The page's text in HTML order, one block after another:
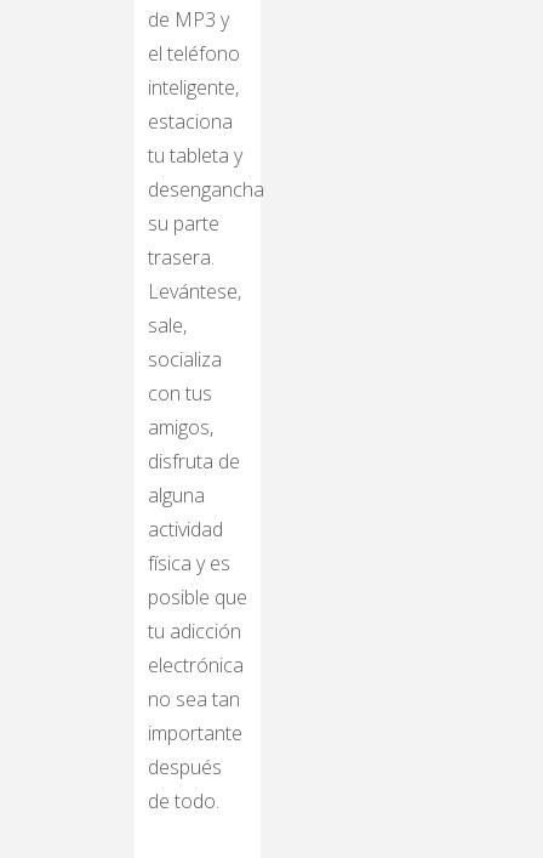
de MP3 y
el teléfono
inteligente,
estaciona
tu tableta y
desengancha
su parte
trasera.
Levántese,
sale,
socializa
con tus
amigos,
disfruta de
alguna
actividad
física y es
posible que
tu adicción
electrónica
no sea tan
importante
después
de todo.